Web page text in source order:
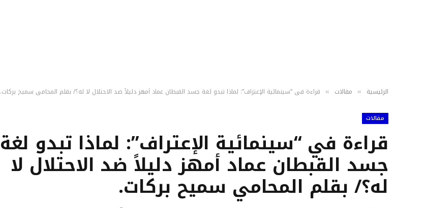
الرئيسية » مقالات » قراءة في “سينمائية الإعتراف”: لماذا تبدو لغة جسد القبطان عماد أمهز دليلاً ضد الاحتلال لا له؟/ بقلم المحامي سميح بركات.
مقالات
قراءة في “سينمائية الإعتراف”: لماذا تبدو لغة
جسد القبطان عماد أمهز دليلاً ضد الاحتلال لا
له؟/ بقلم المحامي سميح بركات.